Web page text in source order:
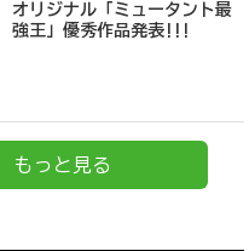
オリジナル「ミュータント最
強王」優秀作品発表!!!
もっと見る